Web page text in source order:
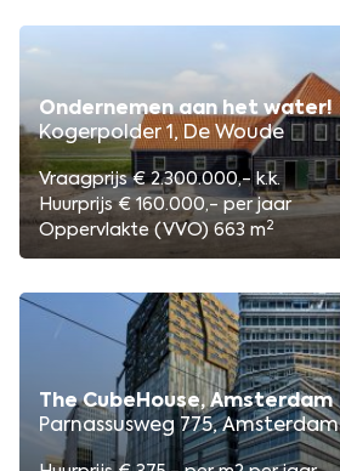
Ondernemen aan het water!
Kogerpolder 1, De Woude
Vraagprijs € 2.300.000,- k.k.
Huurprijs € 160.000,- per jaar
Oppervlakte (VVO) 663 m2
The CubeHouse, Amsterdam
Parnassusweg 775, Amsterdam